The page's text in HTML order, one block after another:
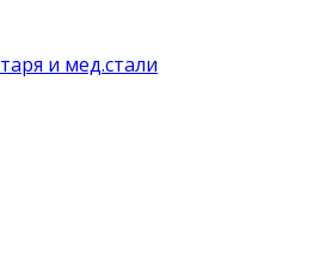
и мед.стали